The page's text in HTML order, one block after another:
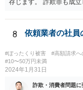
存じます。 詐欺罪も成立
8 依頼業者の社員
#ぼったくり被害 #高額請求へ
#10〜50万円未満
2024年1月31日
詐欺・消費者問題に